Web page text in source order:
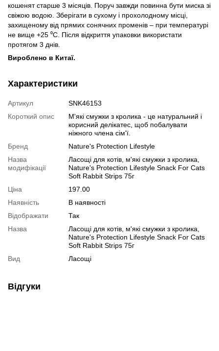
кошенят старше 3 місяців. Поруч завжди повинна бути миска зі
свіжою водою. Зберігати в сухому і прохолодному місці,
захищеному від прямих сонячних променів – при температурі
не вище +25 ⁰C. Після відкриття упаковки використати
протягом 3 днів.
Вироблено в Китаї.
Характеристики
Артикул
SNK46153
Короткий опис
М'які смужки з кролика - це натуральний і
корисний делікатес, щоб побалувати
ніжного члена сім'ї.
Бренд
Nature's Protection Lifestyle
Назва
модифікації
Ласощі для котів, м'які смужки з кролика,
Nature's Protection Lifestyle Snack For Cats
Soft Rabbit Strips 75г
Ціна
197.00
Наявність
В наявності
Відображати
Так
Назва
Ласощі для котів, м'які смужки з кролика,
Nature's Protection Lifestyle Snack For Cats
Soft Rabbit Strips 75г
Вид
Ласощі
Відгуки